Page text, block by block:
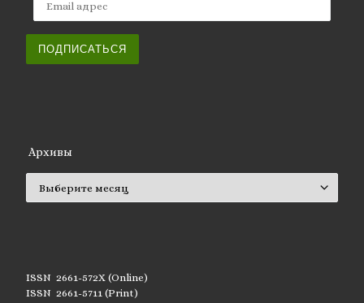
ПОДПИСАТЬСЯ
Архивы
ISSN 2661-572X (Online)
ISSN 2661-5711 (Print)